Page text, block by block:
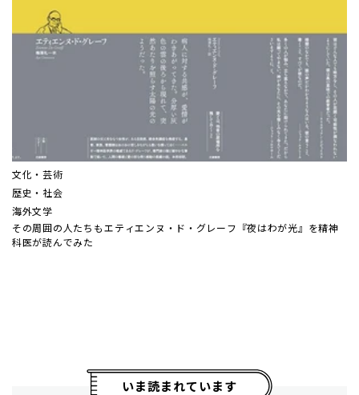
文化・芸術
歴史・社会
海外文学
その周囲の人たちも――エティエンヌ・ド・グレーフ『夜はわが光』を精神
科医が読んでみた
いま読まれています